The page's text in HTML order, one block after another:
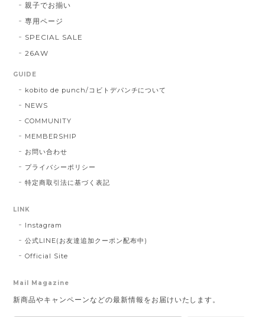
親子でお揃い
専用ページ
SPECIAL SALE
26AW
GUIDE
kobito de punch/コビトデパンチについて
NEWS
COMMUNITY
MEMBERSHIP
お問い合わせ
プライバシーポリシー
特定商取引法に基づく表記
LINK
Instagram
公式LINE(お友達追加クーポン配布中)
Official Site
Mail Magazine
新商品やキャンペーンなどの最新情報をお届けいたします。